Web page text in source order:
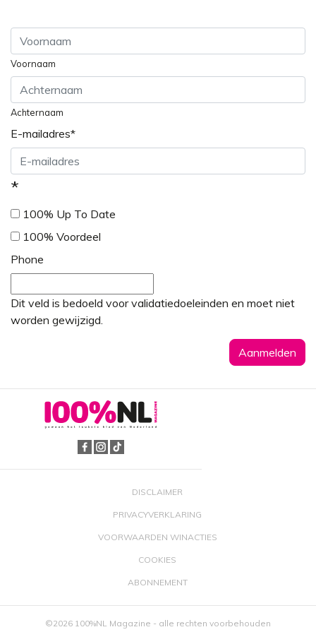
Voornaam
Achternaam
E-mailadres*
*
100% Up To Date
100% Voordeel
Phone
Dit veld is bedoeld voor validatiedoeleinden en moet niet
worden gewijzigd.
DISCLAIMER
PRIVACYVERKLARING
VOORWAARDEN WINACTIES
COOKIES
ABONNEMENT
©2026 100%NL Magazine - alle rechten voorbehouden